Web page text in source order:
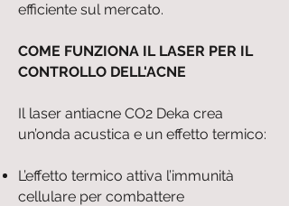
efficiente sul mercato.
COME FUNZIONA IL LASER PER IL
CONTROLLO DELL'ACNE
Il laser antiacne CO2 Deka crea
un’onda acustica e un effetto termico:
L’effetto termico attiva l’immunità
cellulare per combattere